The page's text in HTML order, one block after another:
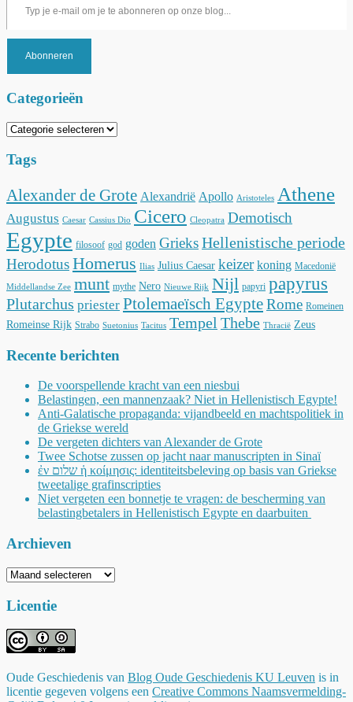
Abonneren
Categorieën
Categorieën
Tags
Alexander de Grote Alexandrië Apollo Aristoteles Athene
Augustus Caesar Cassius Dio Cicero Cleopatra Demotisch
Egypte filosoof god goden GrieksHellenistische periode
HerodotusHomerus Ilias Julius Caesar keizer koning Macedonië
Middellandse Zee munt mythe Nero Nieuwe Rijk Nijl papyri papyrus
Plutarchus priester Ptolemaeïsch EgypteRome Romeinen
Romeinse Rijk Strabo Suetonius Tacitus Tempel Thebe Thracië Zeus
Recente berichten
De voorspellende kracht van een niesbui
Belastingen, een mannenzaak? Niet in Hellenistisch Egypte!
Anti-Galatische propaganda: vijandbeeld en machtspolitiek in
de Griekse wereld
De vergeten dichters van Alexander de Grote
Twee Schotse zussen op jacht naar manuscripten in Sinaï
ἐν שלום ἡ κοίμησις: identiteitsbeleving op basis van Griekse
tweetalige grafinscripties
Niet vergeten een bonnetje te vragen: de bescherming van
belastingbetalers in Hellenistisch Egypte en daarbuiten
Archieven
Archieven
Licentie
Oude Geschiedenis van Blog Oude Geschiedenis KU Leuven is in
licentie gegeven volgens een Creative Commons Naamsvermelding-